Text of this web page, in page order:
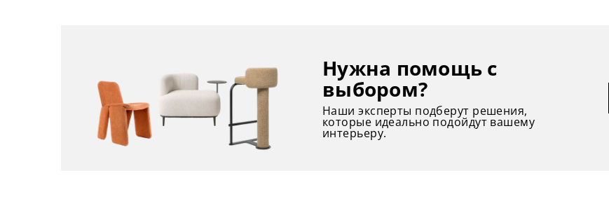
Нужна помощь с
выбором?
Наши эксперты подберут решения,
которые идеально подойдут вашему
интерьеру.